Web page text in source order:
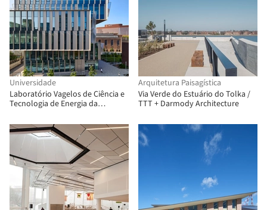
Universidade
Laboratório Vagelos de Ciência e
Tecnologia de Energia da
Behnisch Architekten
Arquitetura Paisagística
Via Verde do Estuário do Tolka /
TTT + Darmody Architecture